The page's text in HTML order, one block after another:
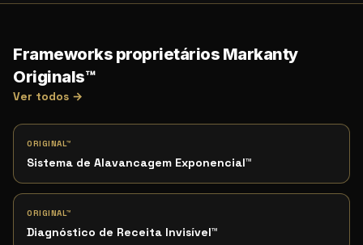
Frameworks proprietários Markanty
Originals™
Ver todos →
ORIGINAL™
Sistema de Alavancagem Exponencial™
ORIGINAL™
Diagnóstico de Receita Invisível™